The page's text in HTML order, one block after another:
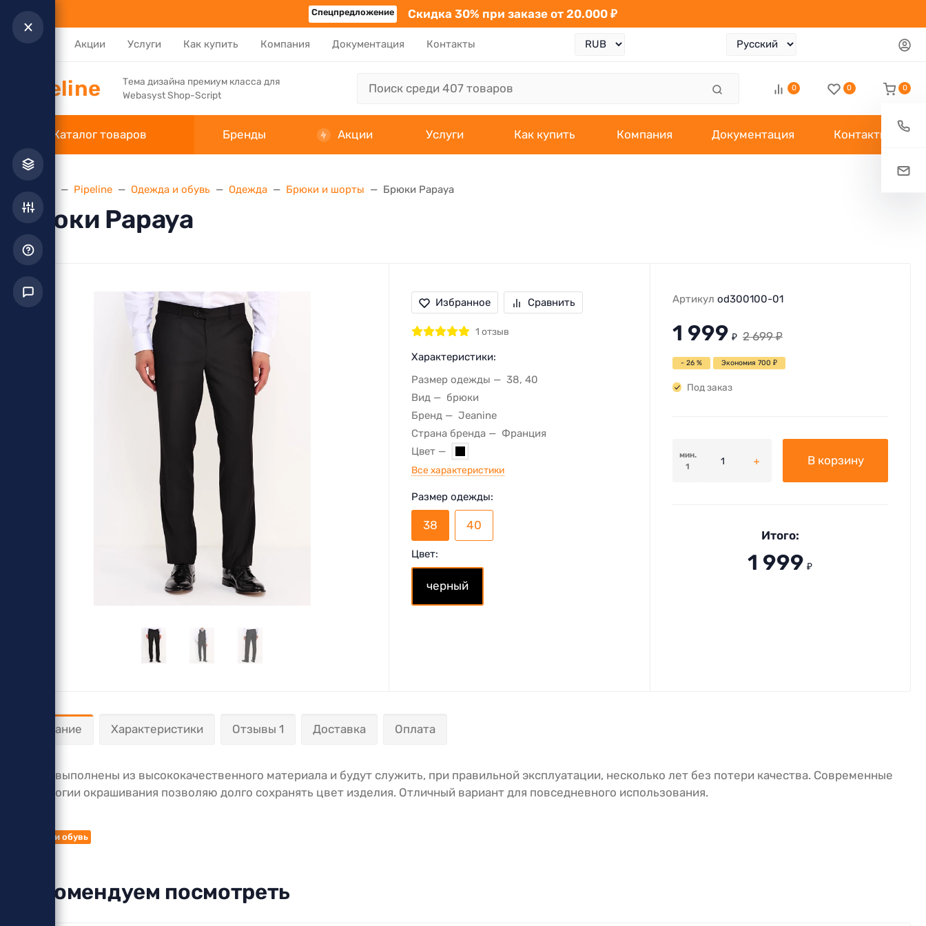
Спецпредложение Скидка 30% при заказе от 20.000 ₽
Каталог Акции Услуги Как купить Компания Документация Контакты
Pipeline
Тема дизайна премиум класса для
Webasyst Shop-Script
0 0 0
Каталог товаров Бренды Акции Услуги Как купить Компания Документация Контакты
Главная Pipeline Одежда и обувь Одежда Брюки и шорты Брюки Papaya
Брюки Papaya
Избранное Сравнить
1 отзыв
Характеристики:
Размер одежды
38, 40
Вид
брюки
Бренд
Jeanine
Страна бренда
Франция
Цвет
Все характеристики
Размер одежды:
38 40
Цвет:
черный
Артикул od300100-01
1 999 ₽ 2 699 ₽
- 26 % Экономия 700 ₽
Под заказ
мин.
1
В корзину
Итого:
1 999 ₽
Описание Характеристики Отзывы 1 Доставка Оплата
Брюки выполнены из высококачественного материала и будут служить, при правильной эксплуатации, несколько лет без потери качества. Современные
технологии окрашивания позволяю долго сохранять цвет изделия. Отличный вариант для повседневного использования.
Одежда и обувь
Рекомендуем посмотреть